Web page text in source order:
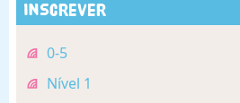
Inscrever
0-5
Nível 1